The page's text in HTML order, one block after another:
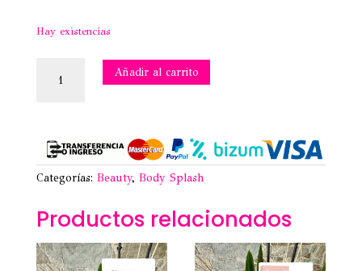
Hay existencias
SENSINITY
cantidad
Añadir al carrito
Categorías: Beauty, Body Splash
Productos relacionados